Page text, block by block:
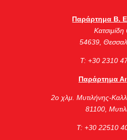
Παράρτημα Β.
Κατσιμίδη
54639,
Τ: +30 2310
Παράρτημα
2ο χλμ. Μυτιλήνης-
81100,
Τ: +30 22510